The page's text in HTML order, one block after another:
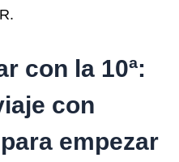
con la 10ª:
con
empezar